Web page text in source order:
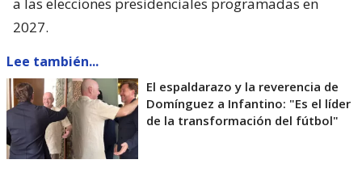
a las elecciones presidenciales programadas en
2027.
Lee también...
El espaldarazo y la reverencia de
Domínguez a Infantino: "Es el líder
de la transformación del fútbol"